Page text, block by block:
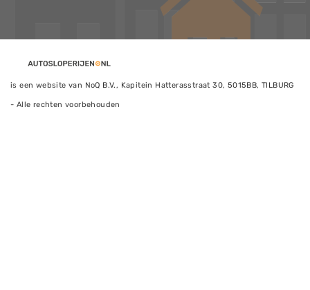
is een website van NoQ B.V., Kapitein Hatterasstraat 30, 5015BB, TILBURG
- Alle rechten voorbehouden